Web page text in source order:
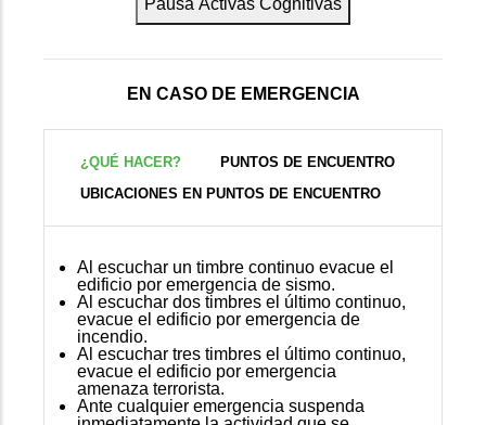
EN CASO DE EMERGENCIA
¿QUÉ HACER?
PUNTOS DE ENCUENTRO
UBICACIONES EN PUNTOS DE ENCUENTRO
Al escuchar un timbre continuo evacue el
edificio por emergencia de sismo.
Al escuchar dos timbres el último continuo,
evacue el edificio por emergencia de
incendio.
Al escuchar tres timbres el último continuo,
evacue el edificio por emergencia
amenaza terrorista.
Ante cualquier emergencia suspenda